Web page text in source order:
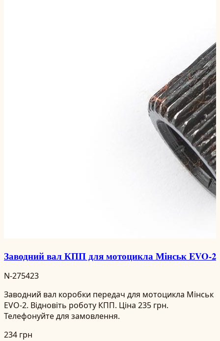
Заводний вал КПП для мотоцикла Мінськ EVO-2
N-275423
Заводний вал коробки передач для мотоцикла Мінськ
EVO-2. Відновіть роботу КПП. Ціна 235 грн.
Телефонуйте для замовлення.
234 грн